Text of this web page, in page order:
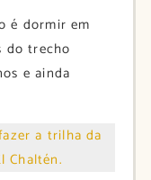
é dormir em
do trecho
e ainda
a trilha da
Chaltén.